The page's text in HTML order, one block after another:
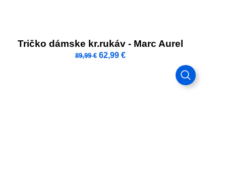
Tričko dámske kr.rukáv - Marc Aurel
89,99€ 62,99 €